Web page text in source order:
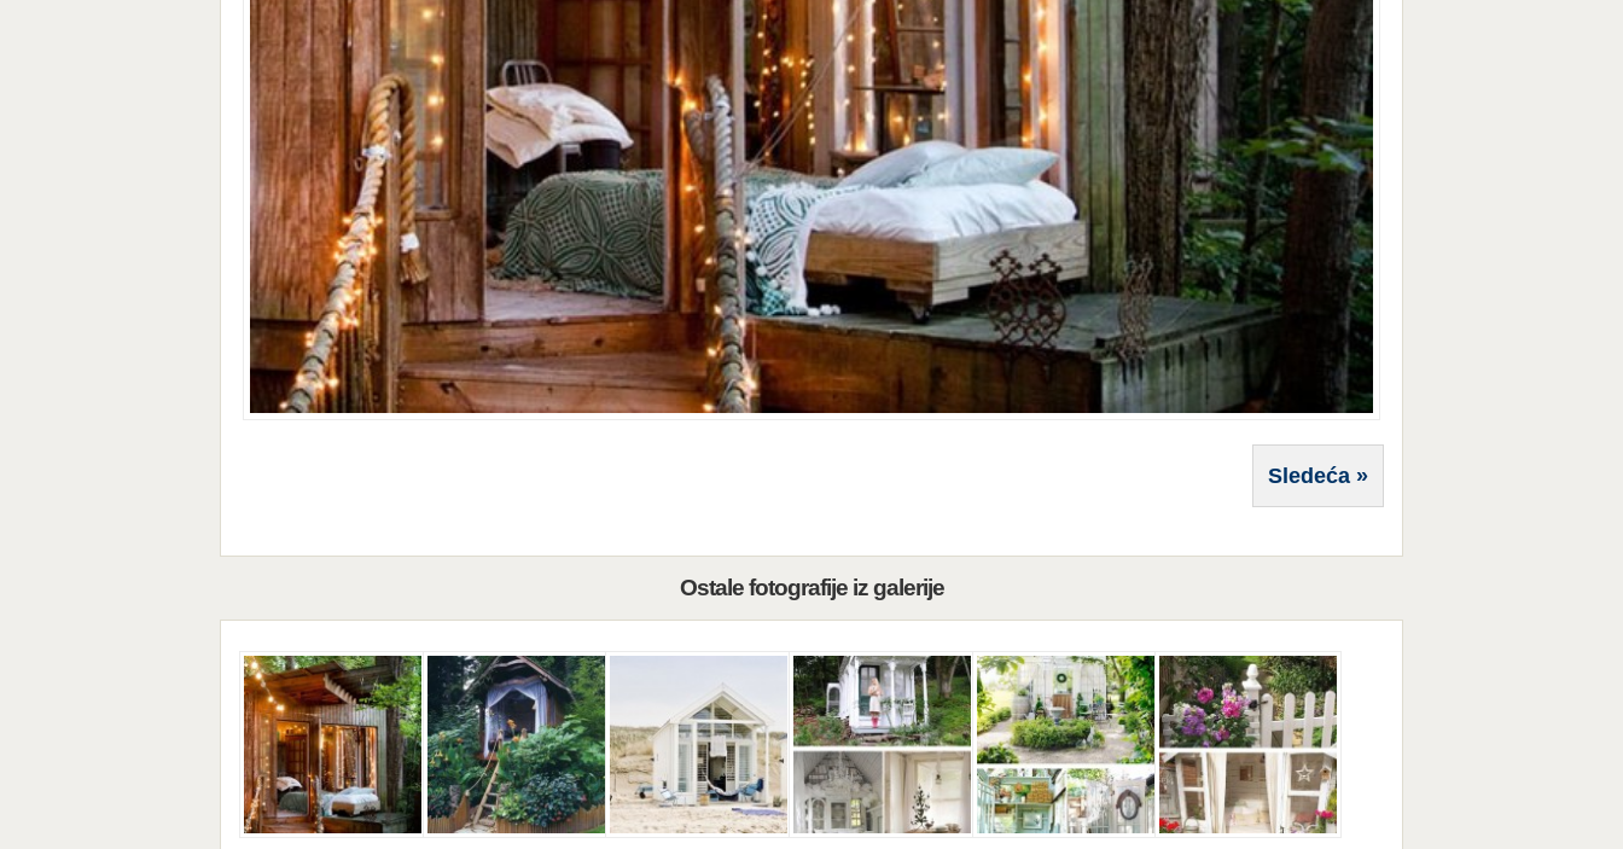
Sledeća »
Ostale fotografije iz galerije